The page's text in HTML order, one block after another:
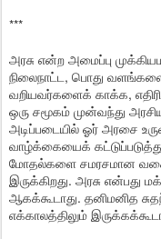
***
அரசு என்ற அமைப்பு
நிலைநாட்ட, பொது
வறியவர்களைக் காக்க,
ஒரு சமூகம் முன்வந்து
அடிப்படையில் ஓர் அரசை
வாழ்க்கையைக்
மோதல்களை சமரசமான
இருக்கிறது. அரசு என்பது
ஆகக்கூடாது. தனிமனித
எக்காலத்திலும்